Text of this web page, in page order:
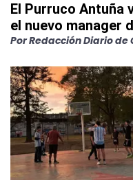
El Purruco Antuña
el nuevo manager
PorRedacción Diario de